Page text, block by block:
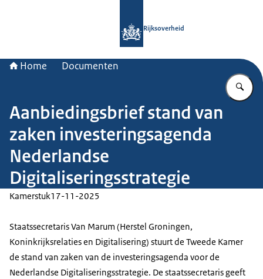
Rijksoverheid
Home Documenten
Aanbiedingsbrief stand van
zaken investeringsagenda
Nederlandse
Digitaliseringsstrategie
Kamerstuk17-11-2025
Staatssecretaris Van Marum (Herstel Groningen,
Koninkrijksrelaties en Digitalisering) stuurt de Tweede Kamer
de stand van zaken van de investeringsagenda voor de
Nederlandse Digitaliseringsstrategie. De staatssecretaris geeft